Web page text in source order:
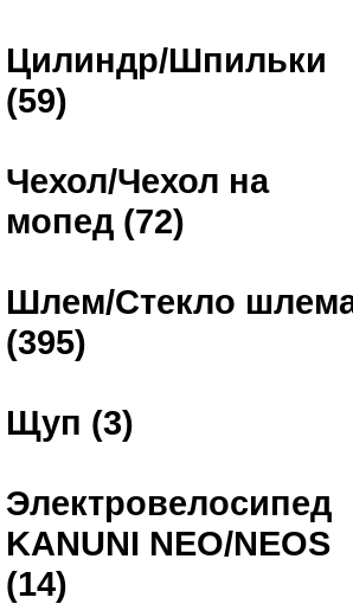
Цилиндр/Шпильки
(59)
Чехол/Чехол на
мопед (72)
Шлем/Стекло
(395)
Щуп (3)
Электровелосипед
KANUNI NEO/NEOS
(14)